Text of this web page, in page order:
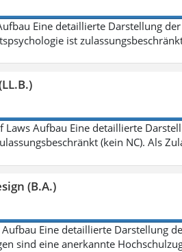
Eine detaillierte Darstellung
ist
Laws Aufbau Eine detaillierte
(kein NC). Als
(B.A.)
Eine detaillierte Darstellung
sind eine anerkannte